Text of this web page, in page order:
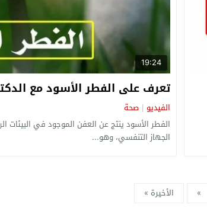
19:24
تعرف على الفطر الأسود مع
الفيديو صحة
الفطر الأسود ينتج عن العفن الموجود في البيئات
الجهاز التنفسي، وهو...
» الأخيرة »